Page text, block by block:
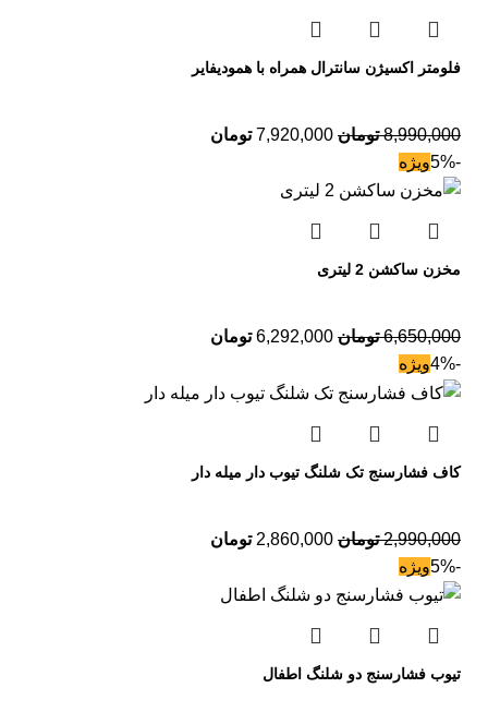
فلومتر اکسیژن سانترال همراه با همودیفایر
8,990,000 تومان 7,920,000 تومان
-5%
ویژه
مخزن ساکشن 2 لیتری
6,650,000 تومان 6,292,000 تومان
-4%
ویژه
کاف فشارسنج تک شلنگ تیوب دار میله دار
2,990,000 تومان 2,860,000 تومان
-5%
ویژه
تیوب فشارسنج دو شلنگ اطفال